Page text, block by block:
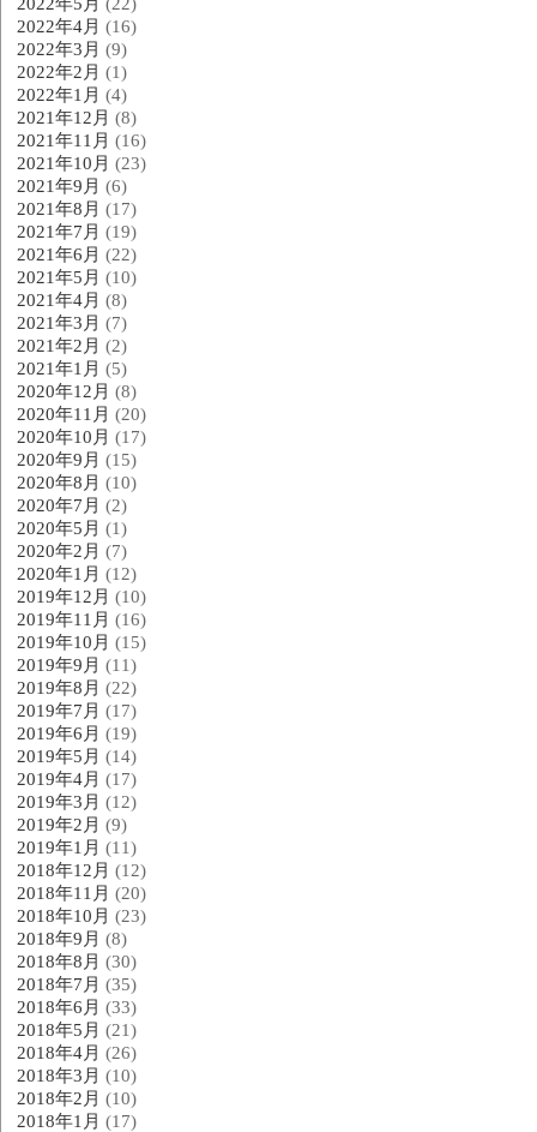
2022年4月 (16)
2022年3月 (9)
2022年2月 (1)
2022年1月 (4)
2021年12月 (8)
2021年11月 (16)
2021年10月 (23)
2021年9月 (6)
2021年8月 (17)
2021年7月 (19)
2021年6月 (22)
2021年5月 (10)
2021年4月 (8)
2021年3月 (7)
2021年2月 (2)
2021年1月 (5)
2020年12月 (8)
2020年11月 (20)
2020年10月 (17)
2020年9月 (15)
2020年8月 (10)
2020年7月 (2)
2020年5月 (1)
2020年2月 (7)
2020年1月 (12)
2019年12月 (10)
2019年11月 (16)
2019年10月 (15)
2019年9月 (11)
2019年8月 (22)
2019年7月 (17)
2019年6月 (19)
2019年5月 (14)
2019年4月 (17)
2019年3月 (12)
2019年2月 (9)
2019年1月 (11)
2018年12月 (12)
2018年11月 (20)
2018年10月 (23)
2018年9月 (8)
2018年8月 (30)
2018年7月 (35)
2018年6月 (33)
2018年5月 (21)
2018年4月 (26)
2018年3月 (10)
2018年2月 (10)
2018年1月 (17)